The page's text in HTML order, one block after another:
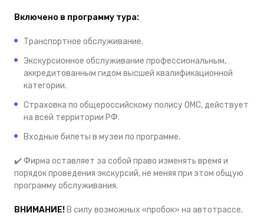
Включено в программу тура:
Транспортное обслуживание.
Экскурсионное обслуживание профессиональным,
аккредитованным гидом высшей квалификационной
категории.
Страховка по общероссийскому полису ОМС, действует
на всей территории РФ.
Входные билеты в музеи по программе.
✔️ Фирма оставляет за собой право изменять время и
порядок проведения экскурсий, не меняя при этом общую
программу обслуживания.
ВНИМАНИЕ! В силу возможных «пробок» на автотрассе,